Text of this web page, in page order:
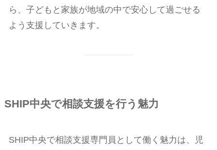
ら、子どもと家族が地域の中で安心して過ごせる
よう支援していきます。
SHIP中央で相談支援を行う魅力
SHIP中央で相談支援専門員として働く魅力は、児